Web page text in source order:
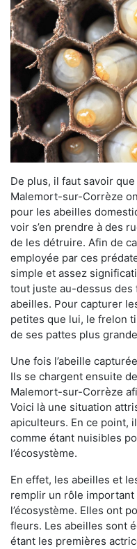
De plus, il faut savoir
Malemort-sur-Corrèze
pour les abeilles
voir s’en prendre à des
de les détruire. Afin de
employée par ces
simple et assez
tout juste au-dessus
abeilles. Pour capturer
petites que lui, le frelon
de ses pattes plus
Une fois l’abeille
Ils se chargent ensuite
Malemort-sur-Corrèze
Voici là une situation
apiculteurs. En ce point,
comme étant nuisibles
l’écosystème.
En effet, les abeilles et
remplir un rôle
l’écosystème. Elles ont
fleurs. Les abeilles sont
étant les premières